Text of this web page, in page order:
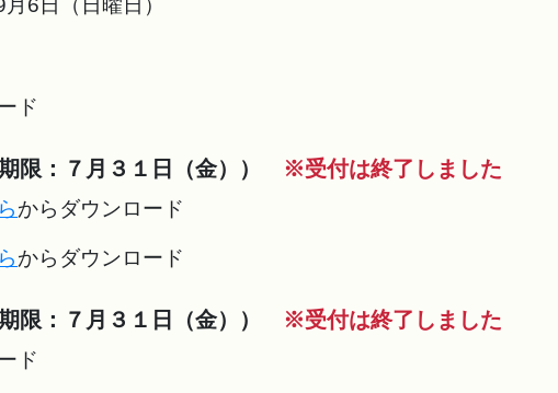
6日（日曜日）
ド
限：７月３１日（金）） ※受付は終了しました
からダウンロード
からダウンロード
限：７月３１日（金）） ※受付は終了しました
ド